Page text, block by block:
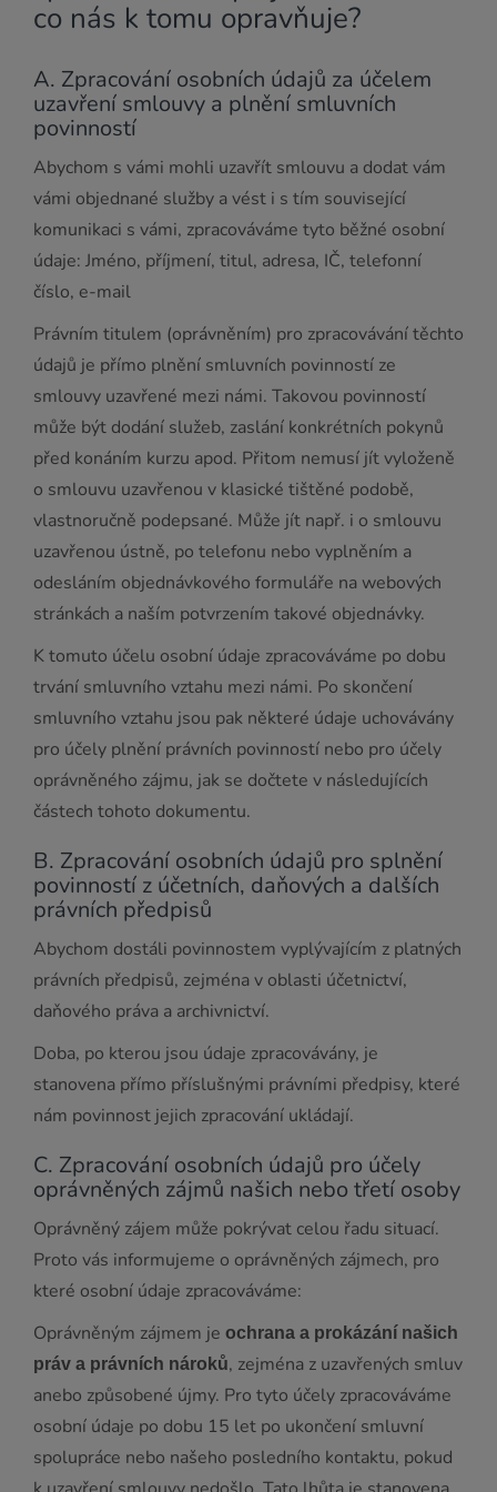
co nás k tomu opravňuje?
A. Zpracování osobních údajů za účelem
uzavření smlouvy a plnění smluvních
povinností
Abychom s vámi mohli uzavřít smlouvu a dodat vám
vámi objednané služby a vést i s tím související
komunikaci s vámi, zpracováváme tyto běžné osobní
údaje: Jméno, příjmení, titul, adresa, IČ, telefonní
číslo, e-mail
Právním titulem (oprávněním) pro zpracovávání těchto
údajů je přímo plnění smluvních povinností ze
smlouvy uzavřené mezi námi. Takovou povinností
může být dodání služeb, zaslání konkrétních pokynů
před konáním kurzu apod. Přitom nemusí jít vyloženě
o smlouvu uzavřenou v klasické tištěné podobě,
vlastnoručně podepsané. Může jít např. i o smlouvu
uzavřenou ústně, po telefonu nebo vyplněním a
odesláním objednávkového formuláře na webových
stránkách a naším potvrzením takové objednávky.
K tomuto účelu osobní údaje zpracováváme po dobu
trvání smluvního vztahu mezi námi. Po skončení
smluvního vztahu jsou pak některé údaje uchovávány
pro účely plnění právních povinností nebo pro účely
oprávněného zájmu, jak se dočtete v následujících
částech tohoto dokumentu.
B. Zpracování osobních údajů pro splnění
povinností z účetních, daňových a dalších
právních předpisů
Abychom dostáli povinnostem vyplývajícím z platných
právních předpisů, zejména v oblasti účetnictví,
daňového práva a archivnictví.
Doba, po kterou jsou údaje zpracovávány, je
stanovena přímo příslušnými právními předpisy, které
nám povinnost jejich zpracování ukládají.
C. Zpracování osobních údajů pro účely
oprávněných zájmů našich nebo třetí osoby
Oprávněný zájem může pokrývat celou řadu situací.
Proto vás informujeme o oprávněných zájmech, pro
které osobní údaje zpracováváme:
Oprávněným zájmem je ochrana a prokázání našich
práv a právních nároků, zejména z uzavřených smluv
anebo způsobené újmy. Pro tyto účely zpracováváme
osobní údaje po dobu 15 let po ukončení smluvní
spolupráce nebo našeho posledního kontaktu, pokud